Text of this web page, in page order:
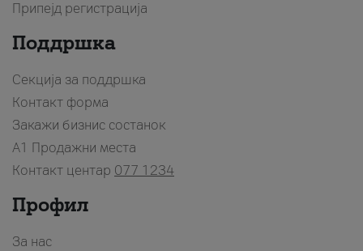
Припејд регистрација
Поддршка
Секција за поддршка
Контакт форма
Закажи бизнис состанок
A1 Продажни места
Контакт центар 077 1234
Профил
За нас